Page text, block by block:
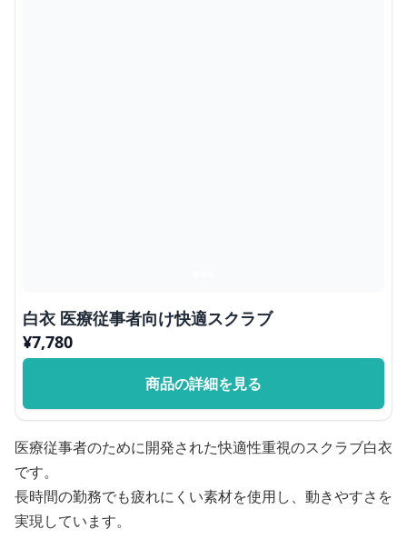
白衣 医療従事者向け快適スクラブ
¥7,780
商品の詳細を見る
医療従事者のために開発された快適性重視のスクラブ白衣
です。
長時間の勤務でも疲れにくい素材を使用し、動きやすさを
実現しています。